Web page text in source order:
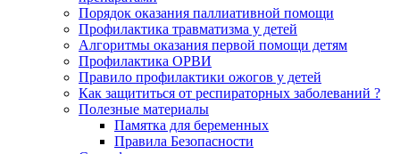
Порядок оказания паллиативной помощи
Профилактика травматизма у детей
Алгоритмы оказания первой помощи детям
Профилактика ОРВИ
Правило профилактики ожогов у детей
Как защититься от респираторных заболеваний ?
Полезные материалы
Памятка для беременных
Правила Безопасности